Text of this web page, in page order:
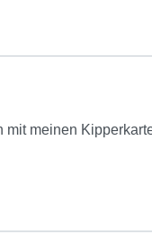
mit meinen